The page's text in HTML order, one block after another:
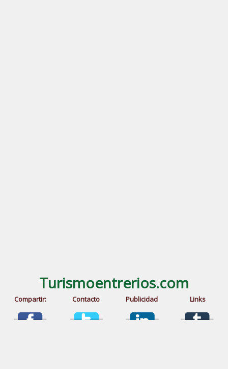
Turismoentrerios.com
Compartir: Contacto Publicidad Links